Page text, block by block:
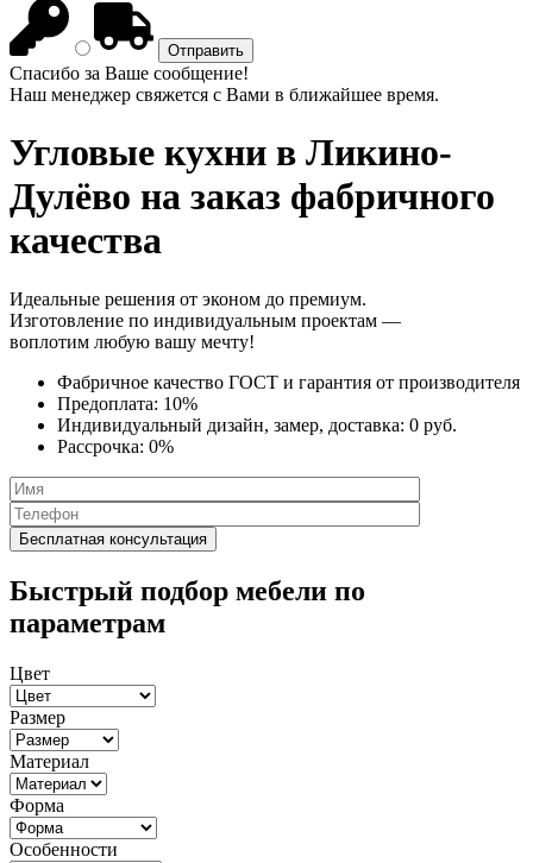
Спасибо за Ваше сообщение!
Наш менеджер свяжется с Вами в ближайшее время.
Угловые кухни в Ликино-
Дулёво на заказ фабричного
качества
Идеальные решения от эконом до премиум.
Изготовление по индивидуальным проектам —
воплотим любую вашу мечту!
Фабричное качество ГОСТ и гарантия от производителя
Предоплата: 10%
Индивидуальный дизайн, замер, доставка: 0 руб.
Рассрочка: 0%
Быстрый подбор мебели по
параметрам
Цвет
Размер
Материал
Форма
Особенности